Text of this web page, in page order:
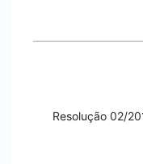
Resolução 02/